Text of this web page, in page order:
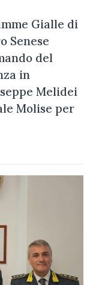
Gialle di
Senese
del
in
Melidei
Molise per